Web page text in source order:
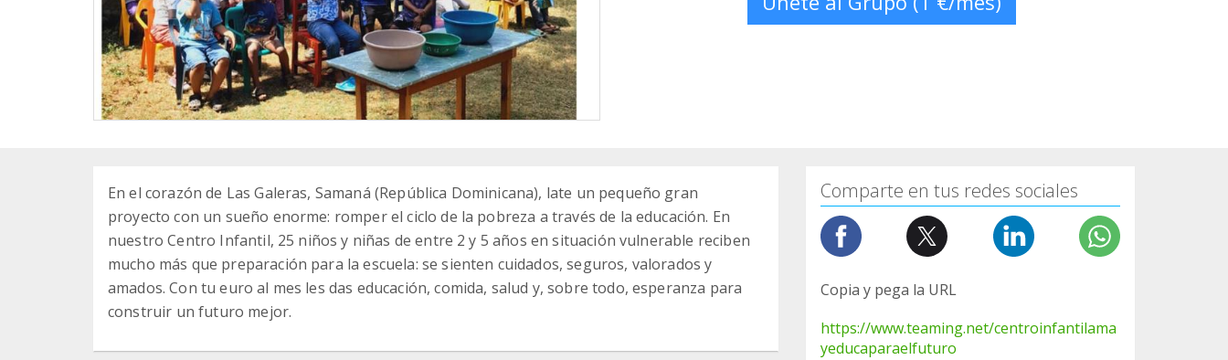
En el corazón de Las Galeras, Samaná (República Dominicana), late un pequeño gran
proyecto con un sueño enorme: romper el ciclo de la pobreza a través de la educación. En
nuestro Centro Infantil, 25 niños y niñas de entre 2 y 5 años en situación vulnerable reciben
mucho más que preparación para la escuela: se sienten cuidados, seguros, valorados y
amados. Con tu euro al mes les das educación, comida, salud y, sobre todo, esperanza para
construir un futuro mejor.
Comparte en tus redes sociales
Copia y pega la URL
https://www.teaming.net/centroinfantilama
yeducaparaelfuturo